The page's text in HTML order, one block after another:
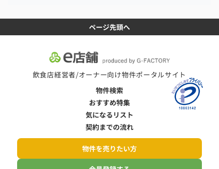
ページ先頭へ
飲食店経営者/オーナー向け物件ポータルサイト
物件検索
おすすめ特集
気になるリスト
契約までの流れ
物件を売りたい方